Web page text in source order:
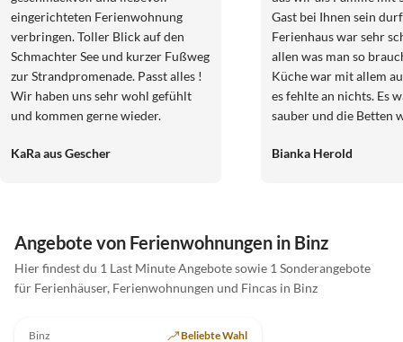
eingerichteten Ferienwohnung
verbringen. Toller Blick auf den
Schmachter See und kurzer Fußweg
zur Strandpromenade. Passt alles !
Wir haben uns sehr wohl gefühlt
und kommen gerne wieder.
KaRa aus Gescher
Gast bei Ihnen sein
Ferienhaus war sehr
allen was man so
Küche war mit allem
es fehlte an nichts. Es
sauber und die Betten
waren sehr geräumig
wir eine
wäre schön gewesen
Kleiderschränke noch
Einlegebögen gewesen
Bianka Herold
Angebote von Ferienwohnungen in Binz
Hier findest du 1 Last Minute Angebote sowie 1 Sonderangebote
für Ferienhäuser, Ferienwohnungen und Fincas in Binz
Binz Beliebte Wahl